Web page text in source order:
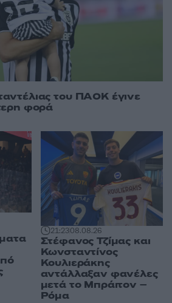
του ΠΑΟΚ έγινε
φορά
21:2308.08.26
Στέφανος Τζίμας και
Κωνσταντίνος
Κουλιεράκης
αντάλλαξαν φανέλες
μετά το Μπράιτον –
Ρόμα